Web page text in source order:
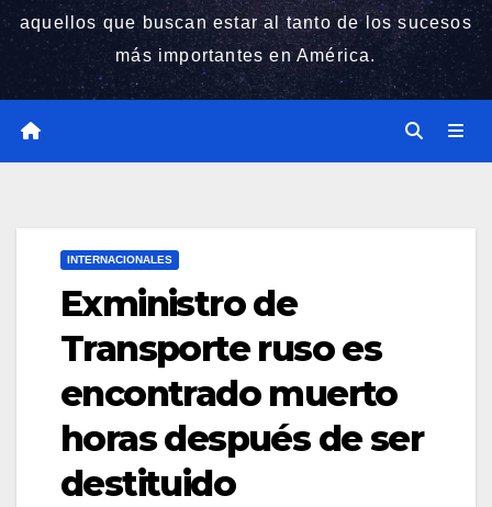
aquellos que buscan estar al tanto de los sucesos
más importantes en América.
INTERNACIONALES
Exministro de
Transporte ruso es
encontrado muerto
horas después de ser
destituido